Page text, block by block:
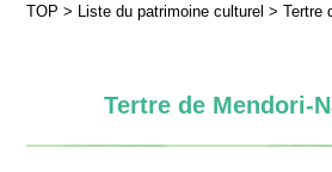
TOP > Liste du patrimoine culturel > Tertre
Tertre de Mendori-